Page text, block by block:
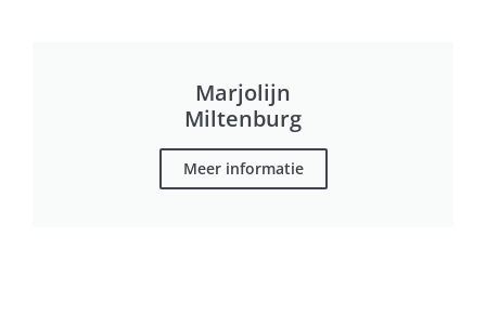
Marjolijn
Miltenburg
Meer informatie